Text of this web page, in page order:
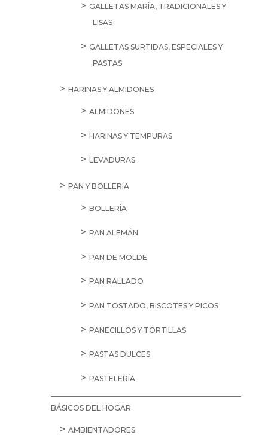
GALLETAS MARÍA, TRADICIONALES Y
LISAS
GALLETAS SURTIDAS, ESPECIALES Y
PASTAS
HARINAS Y ALMIDONES
ALMIDONES
HARINAS Y TEMPURAS
LEVADURAS
PAN Y BOLLERÍA
BOLLERÍA
PAN ALEMÁN
PAN DE MOLDE
PAN RALLADO
PAN TOSTADO, BISCOTES Y PICOS
PANECILLOS Y TORTILLAS
PASTAS DULCES
PASTELERÍA
BÁSICOS DEL HOGAR
AMBIENTADORES